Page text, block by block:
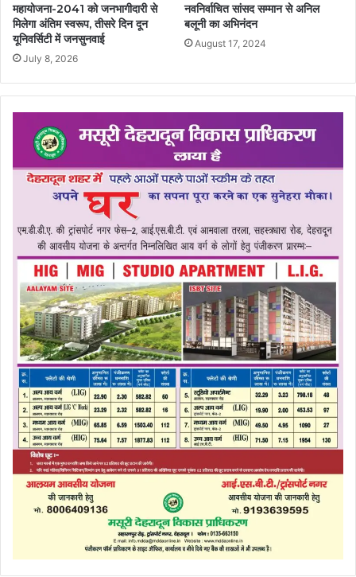
महायोजना-2041 को जनभागीदारी से
मिलेगा अंतिम स्वरूप, तीसरे दिन दून
यूनिवर्सिटी में जनसुनवाई
July 8, 2026
नवनिर्वाचित सांसद सम्मान से अनिल
बलूनी का अभिनंदन
August 17, 2024